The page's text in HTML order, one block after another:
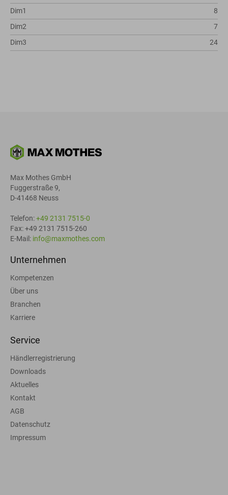
Dim1
8
Dim2
7
Dim3
24
Max Mothes GmbH
Fuggerstraße 9,
D-41468 Neuss
Telefon:+49 2131 7515-0
Fax: +49 2131 7515-260
E-Mail: info@maxmothes.com
Unternehmen
Kompetenzen
Über uns
Branchen
Karriere
Service
Händlerregistrierung
Downloads
Aktuelles
Kontakt
AGB
Datenschutz
Impressum